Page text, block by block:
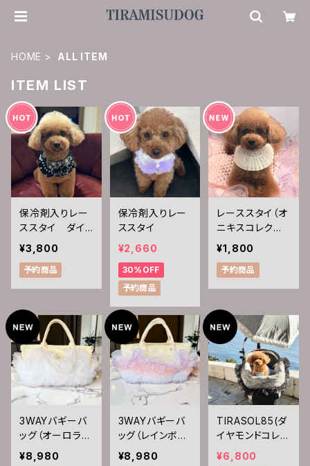
HOME ALL ITEM
ITEM LIST
保冷剤入りレー
ススタイ ダイ
ヤモンドシリーズ
¥3,800
予約商品
保冷剤入りレー
ススタイ
¥2,660
30%OFF
予約商品
レーススタイ（オ
ニキスコレクショ
ン）
¥1,800
予約商品
3WAYバギーバ
ッグ（オーロラパ
ール）
¥8,980
3WAYバギーバ
ッグ（レインボー
クォーツ)
¥8,980
TIRASOL85(ダ
イヤモンドコレク
ション）
¥6,800